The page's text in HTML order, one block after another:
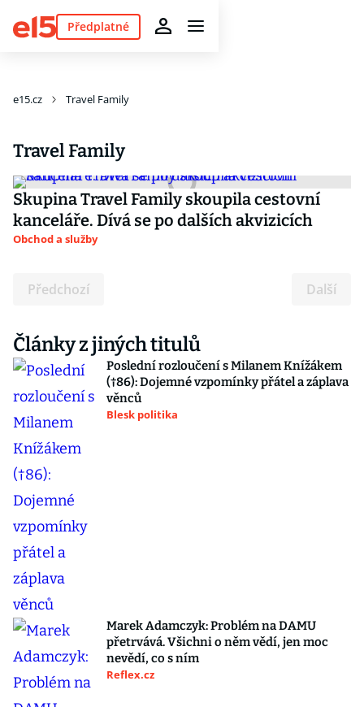
Předplatné
e15.cz Travel Family
Travel Family
Skupina Travel Family skoupila cestovní
kanceláře. Dívá se po dalších akvizicích
Obchod a služby
Předchozí Další
Články z jiných titulů
Poslední rozloučení s Milanem Knížákem
(†86): Dojemné vzpomínky přátel a záplava
věnců
Blesk politika
Marek Adamczyk: Problém na DAMU
přetrvává. Všichni o něm vědí, jen moc
nevědí, co s ním
Reflex.cz